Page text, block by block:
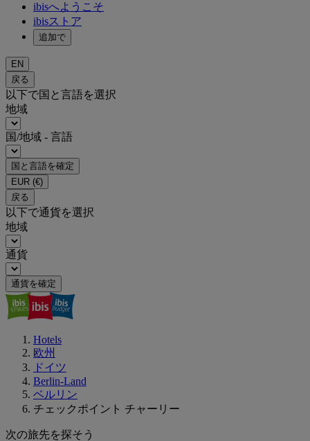
ibisへようこそ
ibisストア
追加で
EN
戻る
以下で国と言語を選択
地域
国/地域 - 言語
国と言語を確定
EUR (€)
戻る
以下で通貨を選択
地域
通貨
通貨を確定
Hotels
欧州
ドイツ
Berlin-Land
ベルリン
チェックポイント チャーリー
次の旅先を探そう